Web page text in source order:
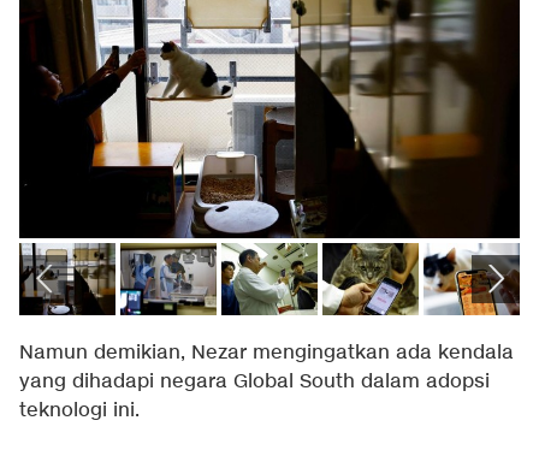
Namun demikian, Nezar mengingatkan ada kendala
yang dihadapi negara Global South dalam adopsi
teknologi ini.